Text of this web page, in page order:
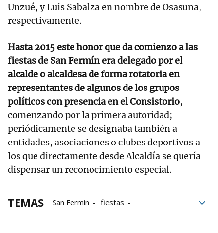
Unzué, y Luis Sabalza en nombre de Osasuna,
respectivamente.
Hasta 2015 este honor que da comienzo a las
fiestas de San Fermín era delegado por el
alcalde o alcaldesa de forma rotatoria en
representantes de algunos de los grupos
políticos con presencia en el Consistorio,
comenzando por la primera autoridad;
periódicamente se designaba también a
entidades, asociaciones o clubes deportivos a
los que directamente desde Alcaldía se quería
dispensar un reconocimiento especial.
TEMAS San Fermín
fiestas